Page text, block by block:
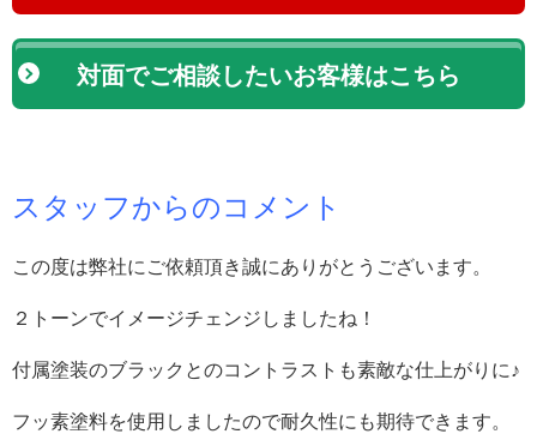
対面でご相談したいお客様はこちら
スタッフからのコメント
この度は弊社にご依頼頂き誠にありがとうございます。
２トーンでイメージチェンジしましたね！
付属塗装のブラックとのコントラストも素敵な仕上がりに♪
フッ素塗料を使用しましたので耐久性にも期待できます。